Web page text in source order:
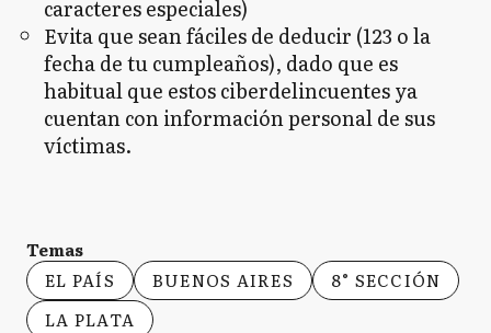
caracteres especiales)
Evita que sean fáciles de deducir (123 o la
fecha de tu cumpleaños), dado que es
habitual que estos ciberdelincuentes ya
cuentan con información personal de sus
víctimas.
Temas
EL PAÍS
BUENOS AIRES
8° SECCIÓN
LA PLATA